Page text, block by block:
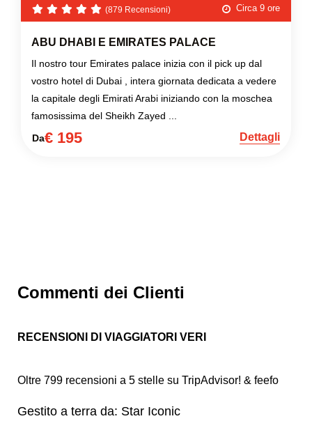
(879 Recensioni) Circa 9 ore
ABU DHABI E EMIRATES PALACE
Il nostro tour Emirates palace inizia con il pick up dal
vostro hotel di Dubai , intera giornata dedicata a vedere
la capitale degli Emirati Arabi iniziando con la moschea
famosissima del Sheikh Zayed ...
Da€ 195 Dettagli
Commenti dei Clienti
RECENSIONI DI VIAGGIATORI VERI
Oltre 799 recensioni a 5 stelle su TripAdvisor! & feefo
Gestito a terra da: Star Iconic